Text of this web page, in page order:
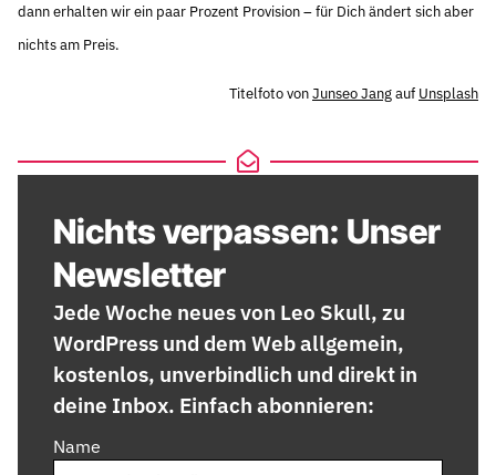
dann erhalten wir ein paar Prozent Provision – für Dich ändert sich aber
nichts am Preis.
Titelfoto vonJunseo Jangauf Unsplash
Nichts verpassen: Unser
Newsletter
Jede Woche neues von Leo Skull, zu
WordPress und dem Web allgemein,
kostenlos, unverbindlich und direkt in
deine Inbox. Einfach abonnieren:
Name